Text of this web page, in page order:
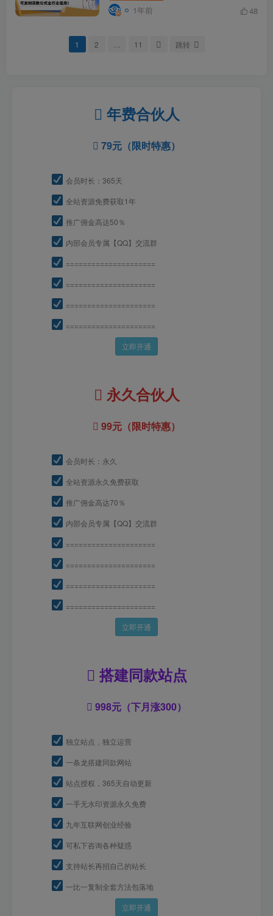
1年前 48
1 2 11 跳转
年费合伙人
79元（限时特惠）
会员时长：365天
全站资源免费获取1年
推广佣金高达50％
内部会员专属【QQ】交流群
=====================
=====================
=====================
=====================
立即开通
永久合伙人
99元（限时特惠）
会员时长：永久
全站资源永久免费获取
推广佣金高达70％
内部会员专属【QQ】交流群
=====================
=====================
=====================
=====================
立即开通
搭建同款站点
998元（下月涨300）
独立站点，独立运营
一条龙搭建同款网站
站点授权，365天自动更新
一手无水印资源永久免费
九年互联网创业经验
可私下咨询各种疑惑
支持站长再招自己的站长
一比一复制全套方法包落地
立即开通